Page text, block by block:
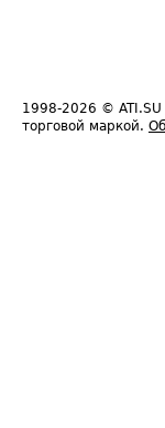
1998-2026 ©
торговой маркой.